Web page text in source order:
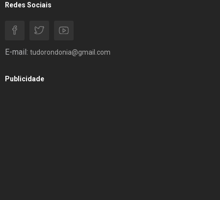
Redes Sociais
E-mail: tudorondonia@gmail.com
Publicidade